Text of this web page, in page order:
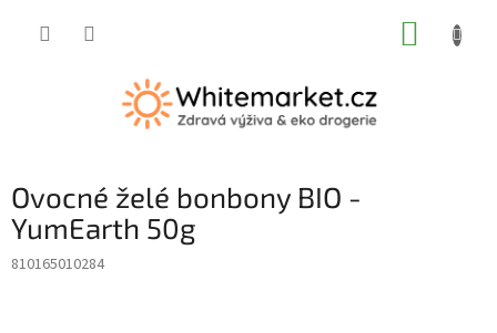
Ovocné želé bonbony BIO -
YumEarth 50g
810165010284